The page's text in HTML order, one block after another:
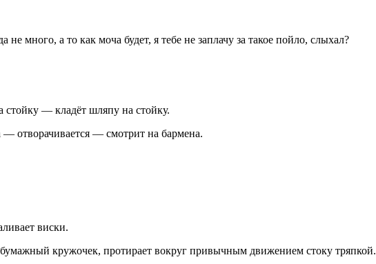
не много, а то как моча будет, я тебе не заплачу за такое пойло, слыхал?
— кладёт шляпу на стойку.
отворачивается — смотрит на бармена.
виски.
кружочек, протирает вокруг привычным движением стоку тряпкой.